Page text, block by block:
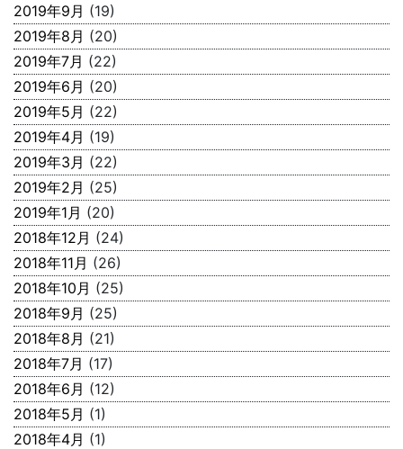
2019年9月 (19)
2019年8月 (20)
2019年7月 (22)
2019年6月 (20)
2019年5月 (22)
2019年4月 (19)
2019年3月 (22)
2019年2月 (25)
2019年1月 (20)
2018年12月 (24)
2018年11月 (26)
2018年10月 (25)
2018年9月 (25)
2018年8月 (21)
2018年7月 (17)
2018年6月 (12)
2018年5月 (1)
2018年4月 (1)